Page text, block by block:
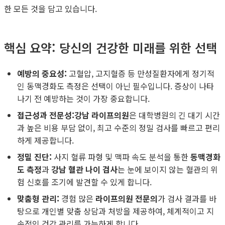
한 모든 것을 담고 있습니다.
핵심 요약: 당신의 건강한 미래를 위한 선택
예방의 중요성: 고혈압, 고지혈증 등 만성질환자에게 정기적
인 동맥경화도 측정은 선택이 아닌 필수입니다. 증상이 나타
나기 전 예방하는 것이 가장 중요합니다.
접근성과 전문성:강남 라이프의원은 대학병원의 긴 대기 시간
과 높은 비용 부담 없이, 최고 수준의 정밀 검사를 빠르고 편리
하게 제공합니다.
정밀 진단: 사지 혈류 파형 및 맥파 속도 분석을 통한동맥경화
도 측정과 강남 혈관 나이 검사는 눈에 보이지 않는 혈관의 위
험 신호를 조기에 발견할 수 있게 합니다.
맞춤형 관리: 경험 많은 라이프의원 전문의가 검사 결과를 바
탕으로 개인별 맞춤 상담과 처방을 제공하여, 체계적이고 지